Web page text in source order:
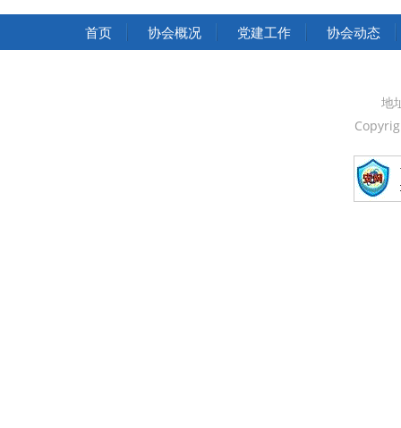
首页 协会概况 党建工作 协会动态
地